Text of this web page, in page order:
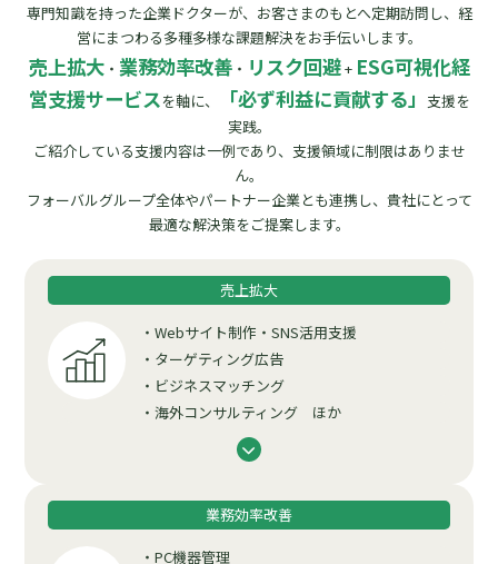
専門知識を持った企業ドクターが、お客さまのもとへ定期訪問し、 経
営にまつわる多種多様な課題解決をお手伝いします。
売上拡大・ 業務効率改善・ リスク回避+ ESG可視化経
営支援サービスを軸に、 「必ず利益に貢献する」
支援を
実践。
ご紹介している支援内容は一例であり、支援領域に制限はありませ
ん。
フォーバルグループ全体やパートナー企業とも連携し、貴社にとって
最適な解決策をご提案します。
売上拡大
・Webサイト制作・SNS活用支援
・ターゲティング広告
・ビジネスマッチング
・海外コンサルティング ほか
業務効率改善
・PC機器管理